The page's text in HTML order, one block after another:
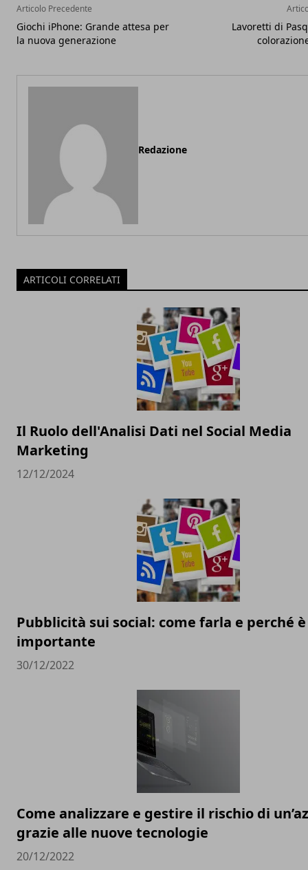
Articolo Precedente
Giochi iPhone: Grande attesa per
la nuova generazione
Lavoretti di
Redazione
ARTICOLI CORRELATI
Il Ruolo dell'Analisi Dati nel Social Media
Marketing
12/12/2024
Pubblicità sui social: come farla e perché è
importante
30/12/2022
Come analizzare e gestire il rischio di
grazie alle nuove tecnologie
20/12/2022